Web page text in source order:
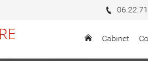
Cabinet